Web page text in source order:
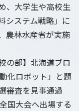
、大学生や高校生
システム戦略」に
農林水産省が実施
の部】北海道ブロ
化ロボット」と題
審査を見事通過
国大会へ出場する